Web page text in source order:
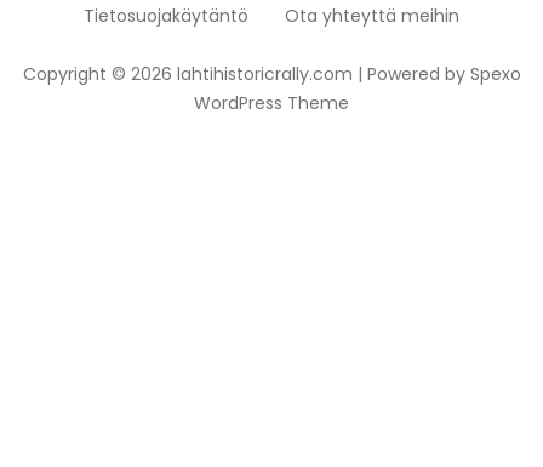
Copyright © 2026 lahtihistoricrally.com | Powered by Spexo
WordPress Theme
Tietosuojakäytäntö
Ota yhteyttä meihin